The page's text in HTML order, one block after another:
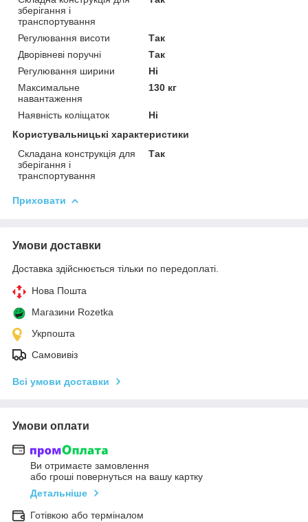
зберігання і
транспортування
Регулювання висоти
Так
Дворівневі поручні
Так
Регулювання ширини
Ні
Максимальне
навантаження
130 кг
Наявність коліщаток
Ні
Користувальницькі характеристики
Складана конструкція для
зберігання і
транспортування
Так
Приховати
Умови доставки
Доставка здійснюється тільки по передоплаті.
Нова Пошта
Магазини Rozetka
Укрпошта
Самовивіз
Всі умови доставки
Умови оплати
Ви отримаєте замовлення
або гроші повернуться на вашу картку
Детальніше
Готівкою або терміналом